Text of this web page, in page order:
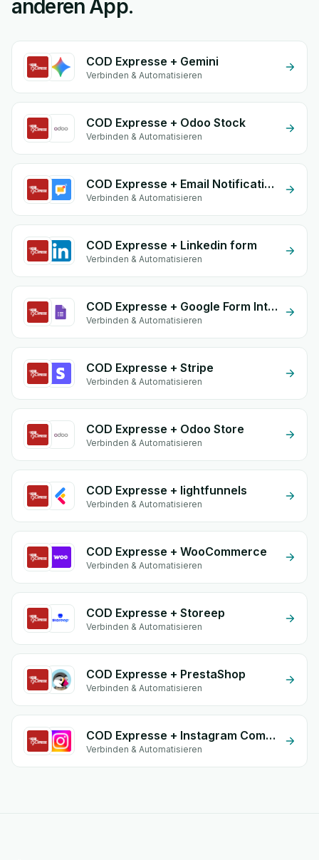
anderen App.
COD Expresse + Gemini
Verbinden & Automatisieren
COD Expresse + Odoo Stock
Verbinden & Automatisieren
COD Expresse + Email Notifications by eGrow
Verbinden & Automatisieren
COD Expresse + Linkedin form
Verbinden & Automatisieren
COD Expresse + Google Form Integration
Verbinden & Automatisieren
COD Expresse + Stripe
Verbinden & Automatisieren
COD Expresse + Odoo Store
Verbinden & Automatisieren
COD Expresse + lightfunnels
Verbinden & Automatisieren
COD Expresse + WooCommerce
Verbinden & Automatisieren
COD Expresse + Storeep
Verbinden & Automatisieren
COD Expresse + PrestaShop
Verbinden & Automatisieren
COD Expresse + Instagram Comment
Verbinden & Automatisieren